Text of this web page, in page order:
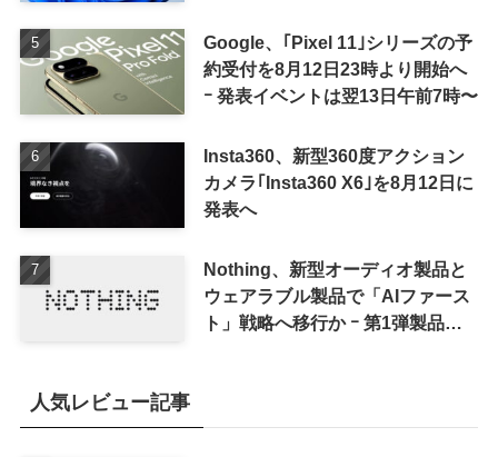
Google、｢Pixel 11｣シリーズの予
約受付を8月12日23時より開始へ
ｰ 発表イベントは翌13日午前7時〜
Insta360、新型360度アクション
カメラ｢Insta360 X6｣を8月12日に
発表へ
Nothing、新型オーディオ製品と
ウェアラブル製品で「AIファース
ト」戦略へ移行か ｰ 第1弾製品は
人気レビュー記事